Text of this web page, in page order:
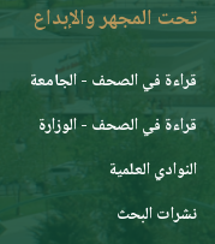
تحت المجهر والإبداع
قراءة في الصحف - الجامعة
قراءة في الصحف - الوزارة
النوادي العلمية
نشرات البحث